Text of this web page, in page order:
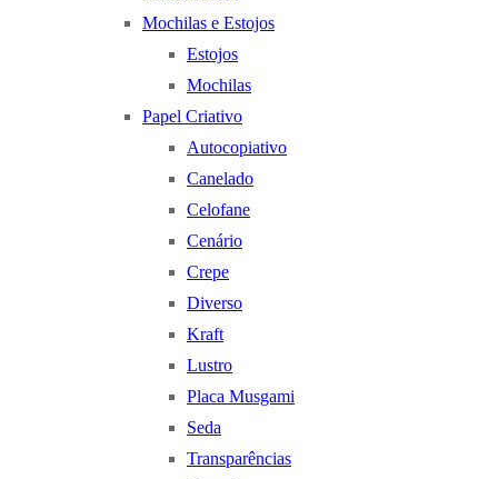
Mochilas e Estojos
Estojos
Mochilas
Papel Criativo
Autocopiativo
Canelado
Celofane
Cenário
Crepe
Diverso
Kraft
Lustro
Placa Musgami
Seda
Transparências